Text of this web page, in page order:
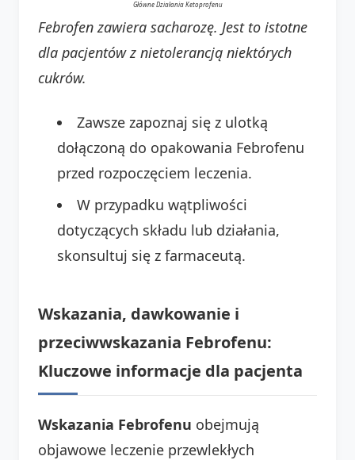
Główne Działania Ketoprofenu
Febrofen zawiera sacharozę. Jest to istotne
dla pacjentów z nietolerancją niektórych
cukrów.
Zawsze zapoznaj się z ulotką
dołączoną do opakowania Febrofenu
przed rozpoczęciem leczenia.
W przypadku wątpliwości
dotyczących składu lub działania,
skonsultuj się z farmaceutą.
Wskazania, dawkowanie i
przeciwwskazania Febrofenu:
Kluczowe informacje dla pacjenta
Wskazania Febrofenu obejmują
objawowe leczenie przewlekłych